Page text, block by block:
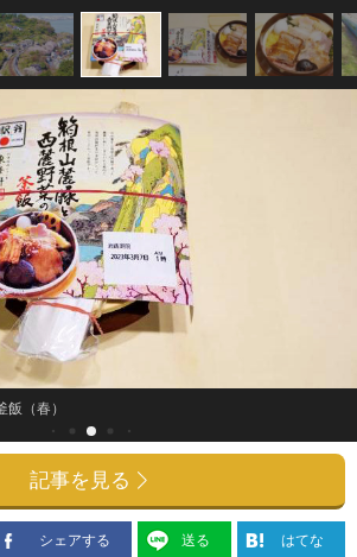
（春）
記事を見る
シェアする 送る はてな